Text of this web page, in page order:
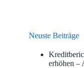
Neuste Beiträge
erhöhen –